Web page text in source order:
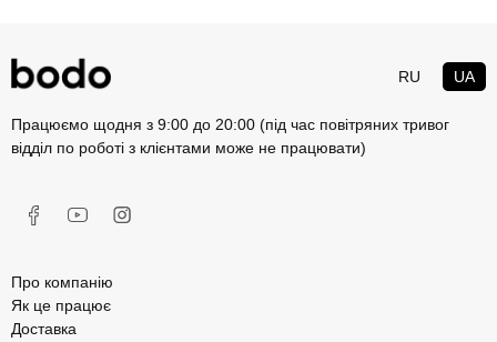
RU UA
Працюємо щодня з 9:00 до 20:00 (під час повітряних тривог
відділ по роботі з клієнтами може не працювати)
Про компанію
Як це працює
Доставка